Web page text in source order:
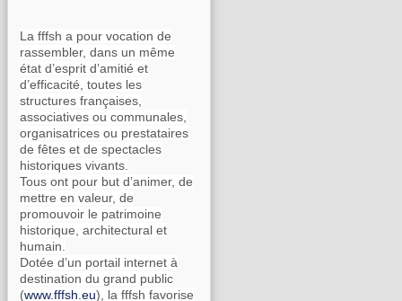
La fffsh a pour vocation de
rassembler, dans un même
état d’esprit d’amitié et
d’efficacité, toutes les
structures françaises,
associatives ou communales,
organisatrices ou prestataires
de fêtes et de spectacles
historiques vivants.
Tous ont pour but d’animer, de
mettre en valeur, de
promouvoir le patrimoine
historique, architectural et
humain.
Dotée d’un portail internet à
destination du grand public
(www.fffsh.eu), la fffsh favorise